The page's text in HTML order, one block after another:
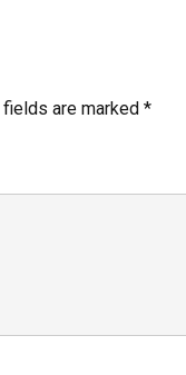
fields are marked*